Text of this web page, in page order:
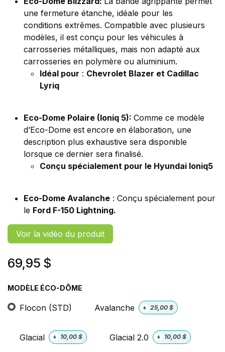
une fermeture étanche, idéale pour les
conditions extrêmes. Compatible avec plusieurs
modèles, il est conçu pour les véhicules à
carrosseries métalliques, mais non adapté aux
carrosseries en polymère ou aluminium.
Idéal pour : Chevrolet Blazer et Cadillac
Lyriq
Eco-Dome Polaire (Ioniq 5): Comme ce modèle
d’Eco-Dome est encore en élaboration, une
description plus exhaustive sera disponible
lorsque ce dernier sera finalisé.
Conçu spécialement pour le Hyundai Ioniq5
Eco-Dome Avalanche : Conçu spécialement pour
le Ford F-150 Lightning.
Voir la vidéo du produit
69,95 $
MODÈLE ÉCO-DÔME
Flocon (STD) Avalanche + 25,00 $
Glacial + 10,00 $ Glacial 2.0 + 10,00$